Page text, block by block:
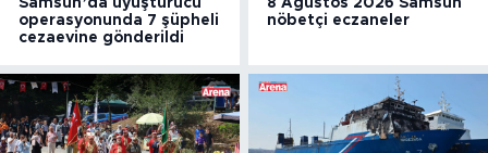
operasyonunda 7 şüpheli
cezaevine gönderildi
nöbetçi eczaneler